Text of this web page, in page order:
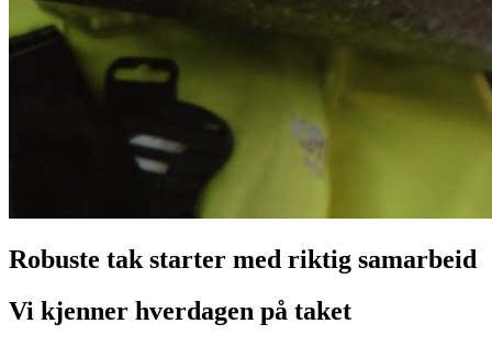
Robuste tak starter med riktig samarbeid
Vi kjenner hverdagen på taket